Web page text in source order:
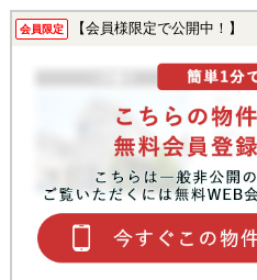
会員限定 【会員様限定で公開中！】